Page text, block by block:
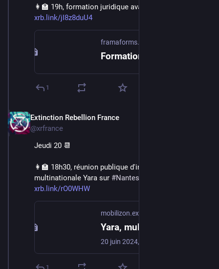
👩‍🏫 19h, formation juridique avancée EN LIGNE 👉
xrb.link/jI8z8duU4
framaforms.org
1
Extinction Rebellion France
@xrfrance
Jeudi 20 📆
👩‍🏫 18h30, réunion publique d'information sur la
multinationale Yara sur #Nantes
xrb.link/rO0WHW
mobilizon.extinctionrebellion.fr